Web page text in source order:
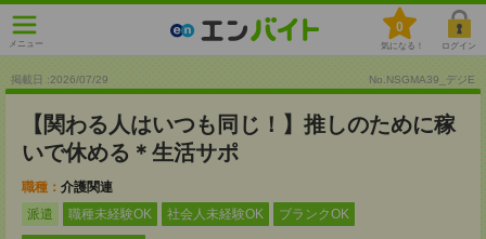
メニュー
0
気になる！ ログイン
掲載日 :2026/07/29 No.NSGMA39_デジE
【関わる人はいつも同じ！】推しのために稼
いで休める＊生活サポ
職種： 介護関連
派遣
職種未経験OK 社会人未経験OK ブランクOK